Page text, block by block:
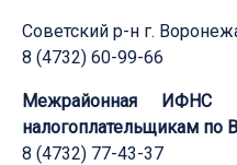
Советский р-н г.
8 (4732) 60-99-66
Межрайонная ИФНС
налогоплательщикам по
8 (4732) 77-43-37